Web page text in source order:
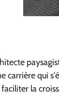
carrière qui
la